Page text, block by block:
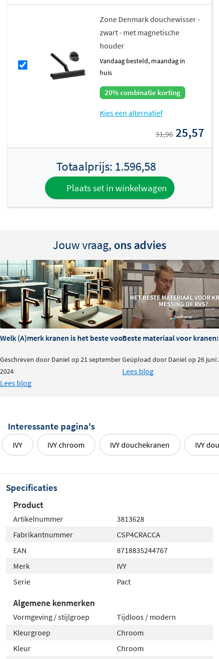
Zone Denmark douchewisser -
zwart - met magnetische
houder
vandaag besteld, maandag in
huis
20% combinatie korting
Kies een alternatief
31,96 25,57
Totaalprijs: 1.596,58
Plaats set in winkelwagen
Jouw vraag, ons advies
Welk (A)merk kranen is het beste voor je badkamer?
Geschreven door Daniel op 21 september
2024
Lees blog
Beste materiaal voor kranen:
Geüpload door Daniel op 26 juni
Lees blog
Interessante pagina's
IVY IVY chroom IVY douchekranen IVY
Specificaties
Product
Artikelnummer
3813628
Fabrikantnummer
CSP4CRACCA
EAN
8718835244767
Merk
IVY
Serie
Pact
Algemene kenmerken
Vormgeving / stijlgroep
Tijdloos / modern
Kleurgroep
Chroom
Kleur
Chroom